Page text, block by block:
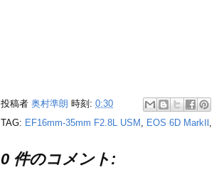
投稿者 奥村準朗 時刻: 0:30
TAG: EF16mm-35mm F2.8L USM , EOS 6D MarkⅡ,
0 件のコメント: